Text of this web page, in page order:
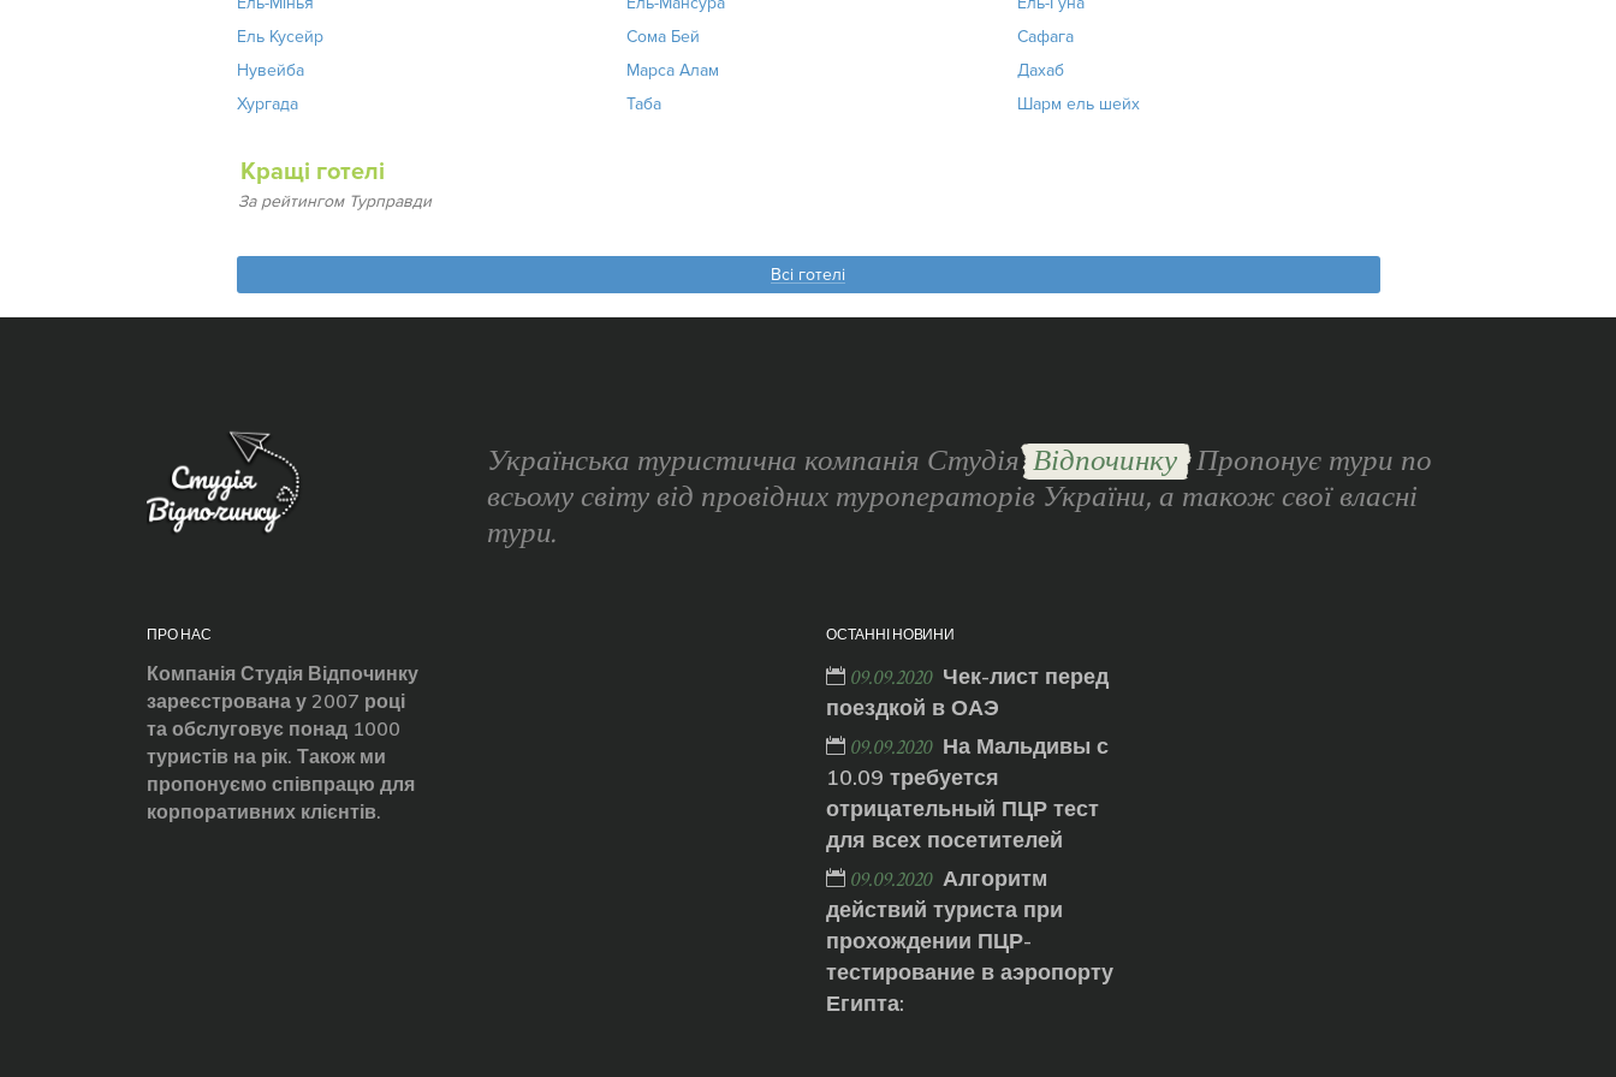
Ель Кусейр
Сома Бей
Сафага
Нувейба
Марса Алам
Дахаб
Хургада
Таба Шарм ель шейх
Кращі готелі
За рейтингом Турправди
Всі готелі
Українська туристична компанія СтудіяВідпочинку Пропонує тури по
всьому світу від провідних туроператорів України, а також свої власні
тури.
ПРО НАС
Компанія Студія Відпочинку
зареєстрована у 2007 році
та обслуговує понад 1000
туристів на рік. Також ми
пропонуємо співпрацю для
корпоративних клієнтів.
ОСТАННІ НОВИНИ
09.09.2020 Чек-лист перед
поездкой в ОАЭ
09.09.2020 На Мальдивы с
10.09 требуется
отрицательный ПЦР тест
для всех посетителей
09.09.2020 Алгоритм
действий туриста при
прохождении ПЦР-
тестирование в аэропорту
Египта: